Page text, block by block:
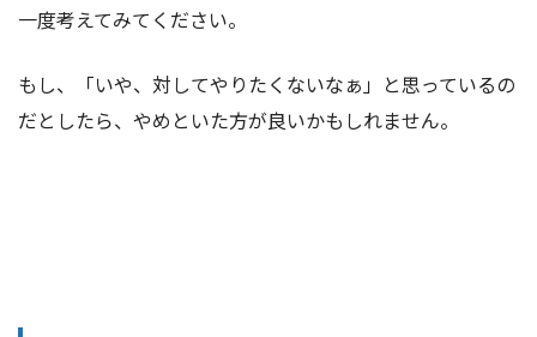
一度考えてみてください。
もし、「いや、対してやりたくないなぁ」と思っているの
だとしたら、やめといた方が良いかもしれません。